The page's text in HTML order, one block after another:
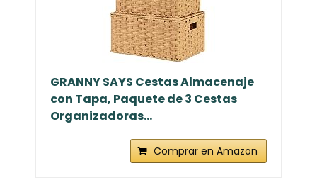
GRANNY SAYS Cestas Almacenaje
con Tapa, Paquete de 3 Cestas
Organizadoras...
Comprar en Amazon